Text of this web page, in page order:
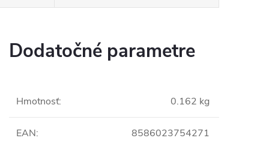
Dodatočné parametre
Hmotnosť: 0.162 kg
EAN: 8586023754271